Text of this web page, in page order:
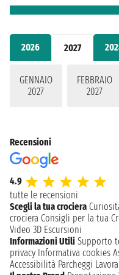
2026 2027
GENNAIO
2027
FEBBRAIO
2027
Recensioni
4.9
tutte le recensioni
Scegli la tua crociera
crociera Consigli per la tua
Video 3D Escursioni
Informazioni Utili Supporto
privacy Informativa cookies
Accessibilità Parcheggi